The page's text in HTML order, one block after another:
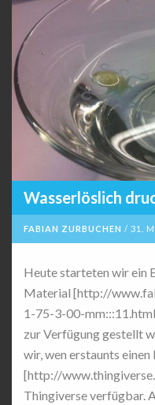
Wasserlöslich
FABIAN ZURBUCHEN / 31.
Heute starteten wir ein
Material [http://
1-75-3-00-
zur Verfügung gestellt
wir, wen erstaunts
[http://
Thingiverse verfügbar.